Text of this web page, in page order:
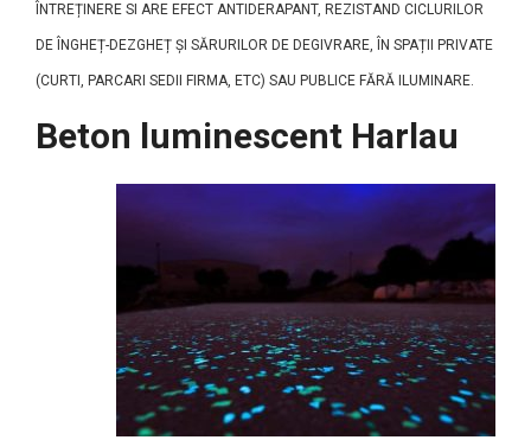
ÎNTREȚINERE SI ARE EFECT ANTIDERAPANT, REZISTAND CICLURILOR
DE ÎNGHEȚ-DEZGHEȚ ȘI SĂRURILOR DE DEGIVRARE, ÎN SPAȚII PRIVATE
(CURTI, PARCARI SEDII FIRMA, ETC) SAU PUBLICE FĂRĂ ILUMINARE.
Beton luminescent Harlau